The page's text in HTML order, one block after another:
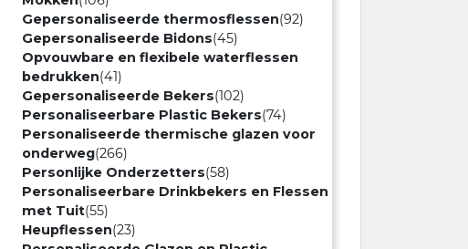
Gepersonaliseerde thermosflessen(92)
Gepersonaliseerde Bidons(45)
Opvouwbare en flexibele waterflessen
bedrukken(41)
Gepersonaliseerde Bekers(102)
Personaliseerbare Plastic Bekers(74)
Personaliseerde thermische glazen voor
onderweg(266)
Personlijke Onderzetters(58)
Personaliseerbare Drinkbekers en Flessen
met Tuit(55)
Heupflessen(23)